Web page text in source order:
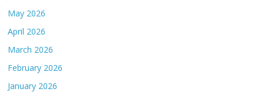
May 2026
April 2026
March 2026
February 2026
January 2026